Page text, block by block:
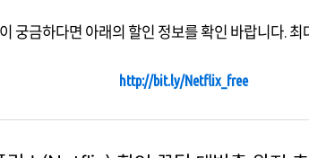
궁금하다면 아래의 할인 정보를 확인 바랍니다. 최
http://bit.ly/Netflix_free